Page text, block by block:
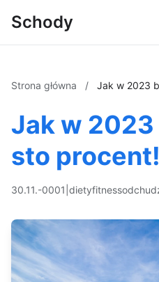
Schody
Strona główna / Jak w 2023
Jak w
sto procent!
30.11.-0001 dietyfitness